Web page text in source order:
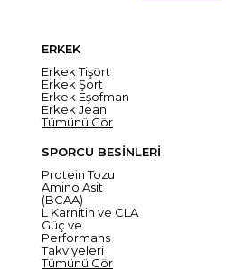
ERKEK
Erkek Tişört
Erkek Şort
Erkek Eşofman
Erkek Jean
Tümünü Gör
SPORCU BESİNLERİ
Protein Tozu
Amino Asit
(BCAA)
L Karnitin ve CLA
Güç ve
Performans
Takviyeleri
Tümünü Gör